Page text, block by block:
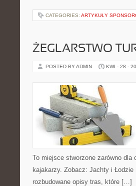
CATEGORIES: ARTYKUŁY
ŻEGLARSTWO
POSTED BY ADMIN KWI - 28 -
To miejsce stworzone zarówno
kajakarzy. Zobacz: Jachty i
rozbudowane opisy tras, które […]